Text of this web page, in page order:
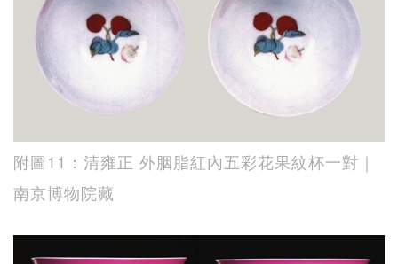
附圖11：清雍正 外胭脂紅內五彩花果紋杯一對｜
南京博物院藏